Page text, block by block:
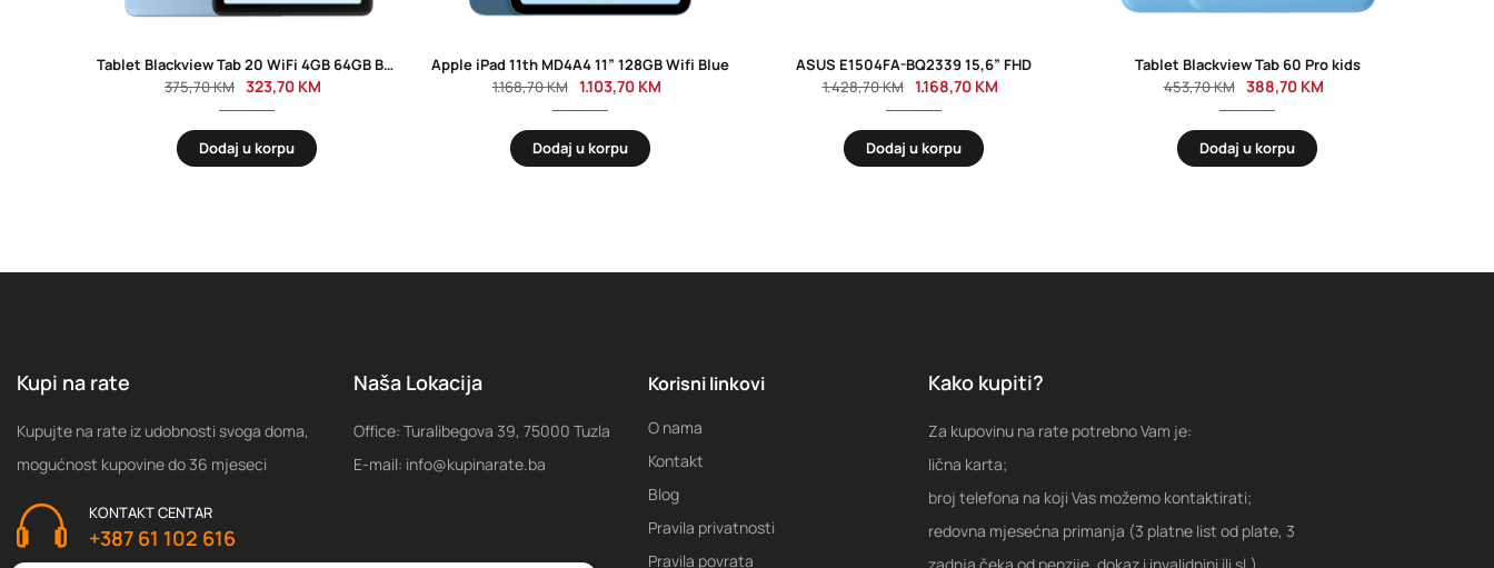
Tablet Blackview Tab 20 WiFi 4GB 64GB Blizzard Blue
375,70KM 323,70 KM
Dodaj u korpu
Apple iPad 11th MD4A4 11” 128GB Wifi Blue
1.168,70KM 1.103,70 KM
Dodaj u korpu
ASUS E1504FA-BQ2339 15,6” FHD
1.428,70KM 1.168,70 KM
Dodaj u korpu
Tablet Blackview Tab 60 Pro kids
453,70KM 388,70 KM
Dodaj u korpu
Kupi na rate
Kupujte na rate iz udobnosti svoga doma,
mogućnost kupovine do 36 mjeseci
KONTAKT CENTAR
+387 61 102 616
Naša Lokacija
Office: Turalibegova 39, 75000 Tuzla
E-mail: info@kupinarate.ba
Korisni linkovi
O nama
Kontakt
Blog
Pravila privatnosti
Pravila povrata
Kako kupiti?
Za kupovinu na rate potrebno Vam je:
lična karta;
broj telefona na koji Vas možemo kontaktirati;
redovna mjesećna primanja (3 platne list od plate, 3